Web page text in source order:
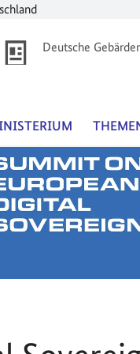
Deutsche